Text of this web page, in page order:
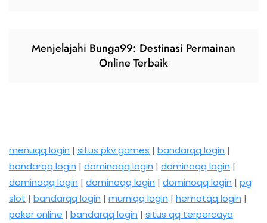
Menjelajahi Bunga99: Destinasi Permainan
Online Terbaik
menuqq login | situs pkv games | bandarqq login |
bandarqq login | dominoqq login | dominoqq login |
dominoqq login | dominoqq login | dominoqq login | pg
slot | bandarqq login | murniqq login | hematqq login |
poker online | bandarqq login | situs qq terpercaya